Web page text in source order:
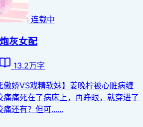
连载中
灰女配
13.2万字
傲娇VS戏精软妹】姜晚柠被心脏病缠
痛死在了病床上，再睁眼，就穿进了
还有？但可......